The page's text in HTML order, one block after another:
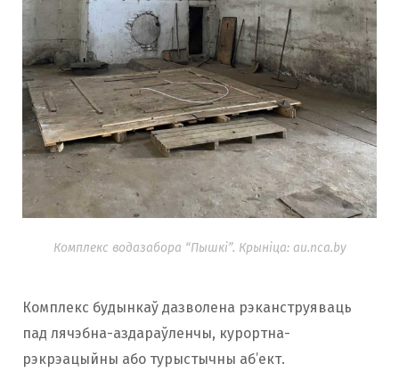
Комплекс водазабора “Пышкі”. Крыніца: au.nca.by
Комплекс будынкаў дазволена рэканструяваць
пад лячэбна-аздараўленчы, курортна-
рэкрэацыйны або турыстычны аб’ект.